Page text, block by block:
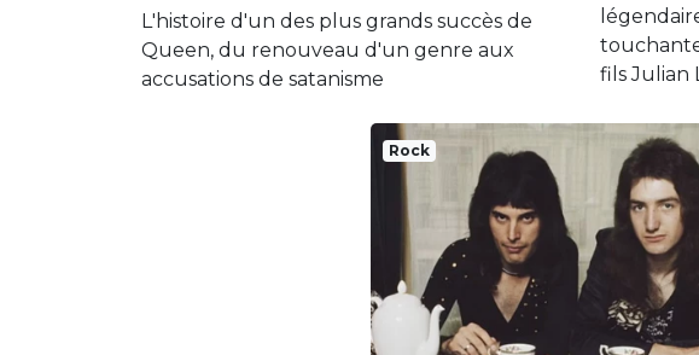
L'histoire d'un des plus grands succès de
Queen, du renouveau d'un genre aux
accusations de satanisme
fils Julian
Rock